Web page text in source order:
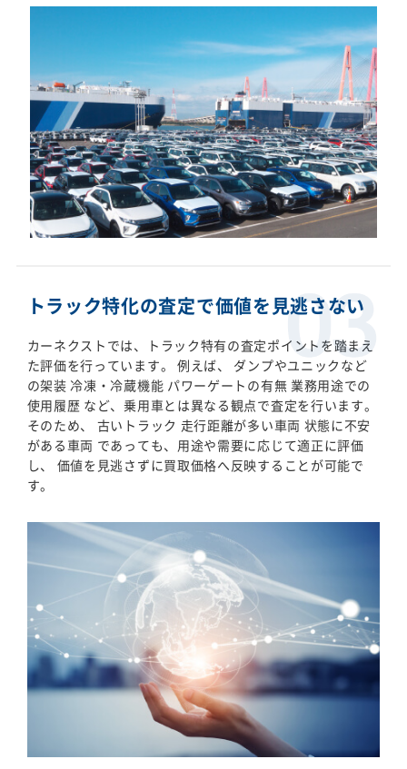
トラック特化の査定で価値を見逃さない
カーネクストでは、トラック特有の査定ポイントを踏まえ
た評価を行っています。 例えば、 ダンプやユニックなど
の架装 冷凍・冷蔵機能 パワーゲートの有無 業務用途での
使用履歴 など、乗用車とは異なる観点で査定を行います。
そのため、 古いトラック 走行距離が多い車両 状態に不安
がある車両 であっても、用途や需要に応じて適正に評価
し、 価値を見逃さずに買取価格へ反映することが可能で
す。